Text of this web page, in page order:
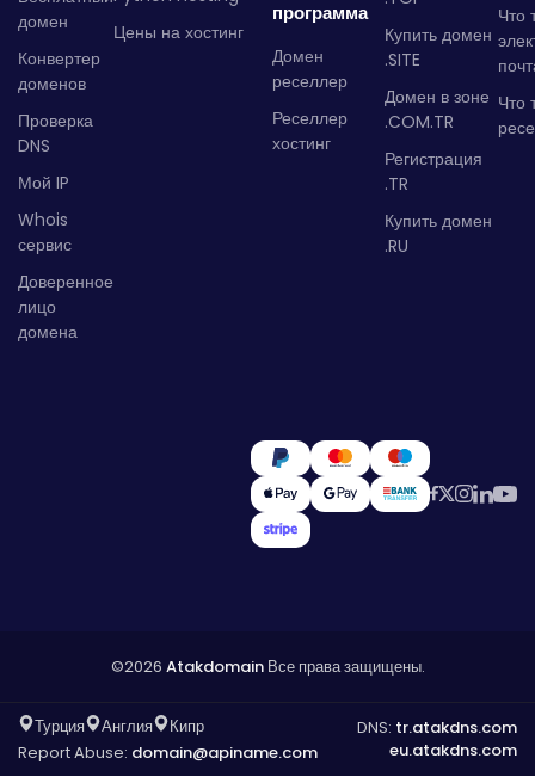
домен
Конвертер
доменов
Проверка
DNS
Мой IP
Whois
сервис
Доверенное
лицо
домена
Цены на хостинг
программа
Домен
реселлер
Реселлер
хостинг
Купить домен
.SITE
Домен в зоне
.COM.TR
Регистрация
.TR
Купить домен
.RU
Что
Что
©2026 AtakdomainВсе права защищены.
Турция Англия
Кипр
Report Abuse: domain@apiname.com
DNS: tr.atakdns.com
eu.atakdns.com